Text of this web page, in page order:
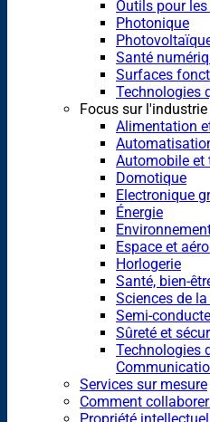
Outils pour
Photonique
Santé
Surfaces
Technologies
Focus sur l'industrie
Alimentation
Automobile et
Domotique
Electronique
Énergie
Espace et
Horlogerie
Santé, bien-
Sciences de
Semi-
Sûreté et
Technologies
Services sur mesure
Comment